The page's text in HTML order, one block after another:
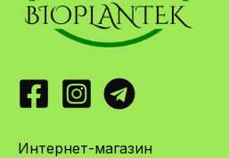
Интернет-магазин